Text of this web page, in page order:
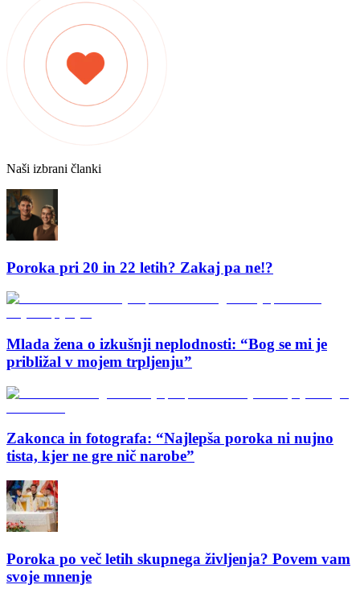
Naši izbrani članki
Poroka pri 20 in 22 letih? Zakaj pa ne!?
Mlada žena o izkušnji neplodnosti: “Bog se mi je
približal v mojem trpljenju”
Zakonca in fotografa: “Najlepša poroka ni nujno
tista, kjer ne gre nič narobe”
Poroka po več letih skupnega življenja? Povem vam
svoje mnenje